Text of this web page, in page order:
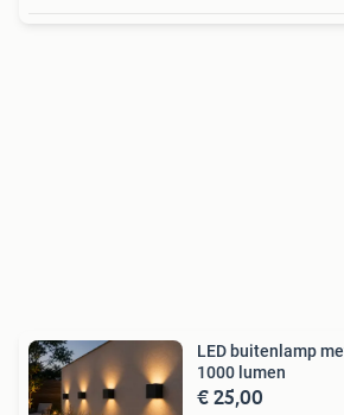
LED buitenlamp
1000 lumen
€ 25,00